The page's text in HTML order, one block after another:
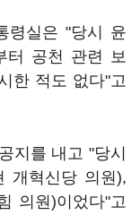
령실은 "당시 윤
터 공천 관련 보
한 적도 없다"고
지를 내고 "당시
개혁신당 의원),
의원)이었다"고